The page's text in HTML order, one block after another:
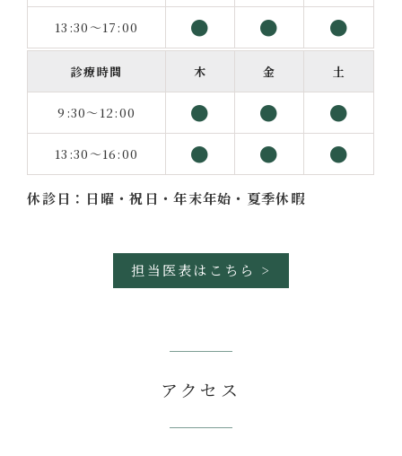
13:30～17:00 ● ● ●
休診日：日曜・祝日・年末年始・夏季休暇
診療時間 木 金 土
9:30～12:00 ● ● ●
13:30～16:00 ● ● ●
担当医表はこちら >
アクセス